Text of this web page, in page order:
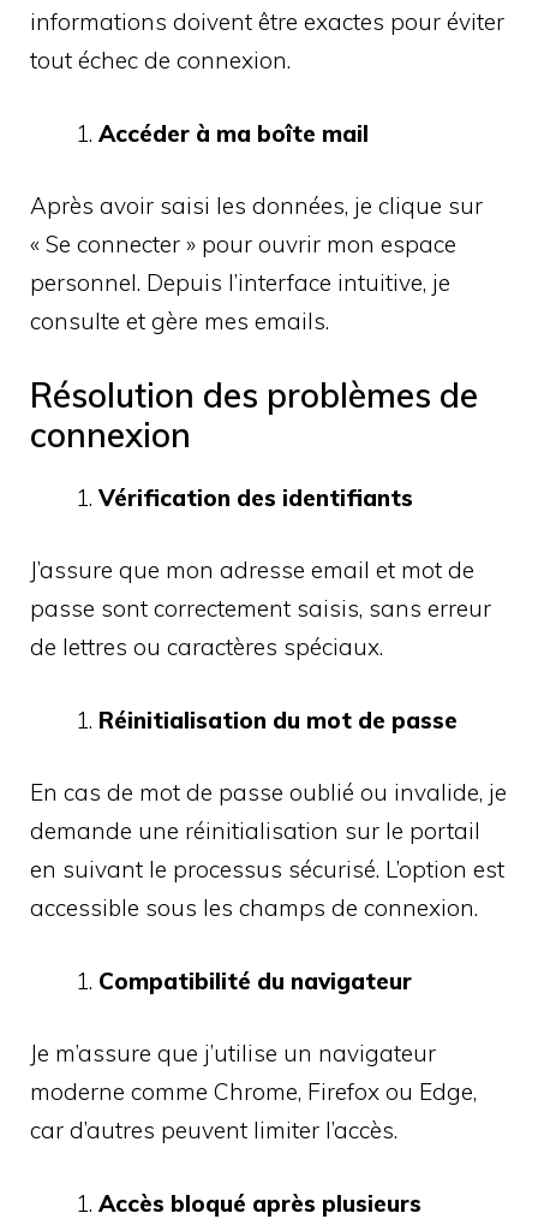
informations doivent être exactes pour éviter
tout échec de connexion.
Accéder à ma boîte mail
Après avoir saisi les données, je clique sur
« Se connecter » pour ouvrir mon espace
personnel. Depuis l’interface intuitive, je
consulte et gère mes emails.
Résolution des problèmes de
connexion
Vérification des identifiants
J’assure que mon adresse email et mot de
passe sont correctement saisis, sans erreur
de lettres ou caractères spéciaux.
Réinitialisation du mot de passe
En cas de mot de passe oublié ou invalide, je
demande une réinitialisation sur le portail
en suivant le processus sécurisé. L’option est
accessible sous les champs de connexion.
Compatibilité du navigateur
Je m’assure que j’utilise un navigateur
moderne comme Chrome, Firefox ou Edge,
car d’autres peuvent limiter l’accès.
Accès bloqué après plusieurs